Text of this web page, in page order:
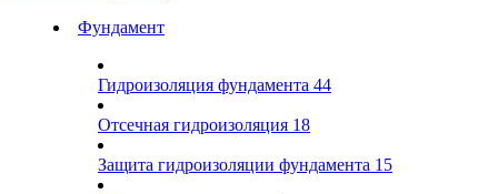
Фундамент
Гидроизоляция фундамента 44
Отсечная гидроизоляция 18
Защита гидроизоляции фундамента 15